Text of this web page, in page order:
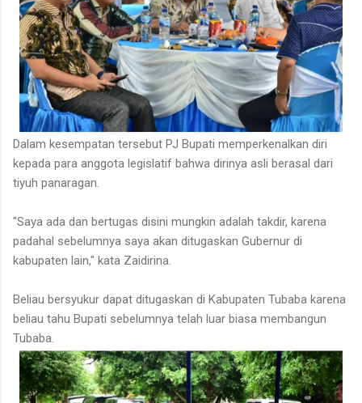
Dalam kesempatan tersebut PJ Bupati memperkenalkan diri
kepada para anggota legislatif bahwa dirinya asli berasal dari
tiyuh panaragan.
"Saya ada dan bertugas disini mungkin adalah takdir, karena
padahal sebelumnya saya akan ditugaskan Gubernur di
kabupaten lain," kata Zaidirina.
Beliau bersyukur dapat ditugaskan di Kabupaten Tubaba karena
beliau tahu Bupati sebelumnya telah luar biasa membangun
Tubaba.